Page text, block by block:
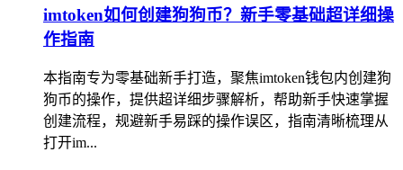
imtoken如何创建狗狗币？新手零基础超详细操
作指南
本指南专为零基础新手打造，聚焦imtoken钱包内创建狗
狗币的操作，提供超详细步骤解析，帮助新手快速掌握
创建流程，规避新手易踩的操作误区，指南清晰梳理从
打开im...